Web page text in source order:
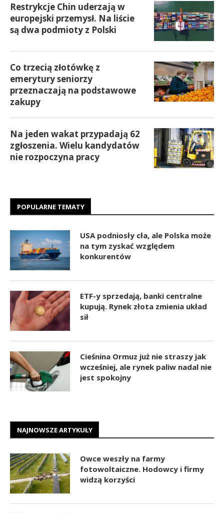
Restrykcje Chin uderzają w
europejski przemysł. Na liście
są dwa podmioty z Polski
Co trzecią złotówkę z
emerytury seniorzy
przeznaczają na podstawowe
zakupy
Na jeden wakat przypadają 62
zgłoszenia. Wielu kandydatów
nie rozpoczyna pracy
POPULARNE TEMATY
USA podniosły cła, ale Polska może
na tym zyskać względem
konkurentów
ETF-y sprzedają, banki centralne
kupują. Rynek złota zmienia układ
sił
Cieśnina Ormuz już nie straszy jak
wcześniej, ale rynek paliw nadal nie
jest spokojny
NAJNOWSZE ARTYKUŁY
Owce weszły na farmy
fotowoltaiczne. Hodowcy i firmy
widzą korzyści